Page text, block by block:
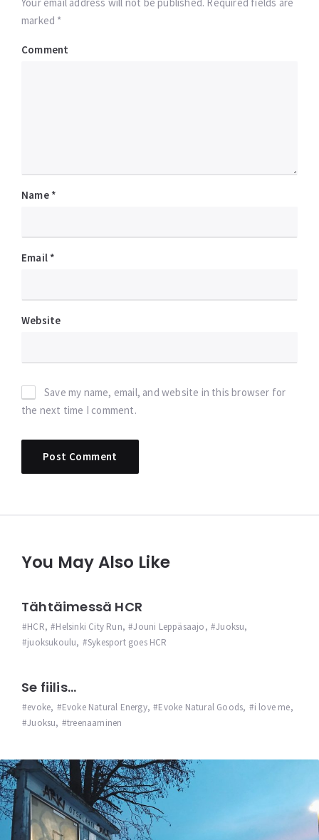
marked *
Comment
Name *
Email *
Website
Save my name, email, and website in this browser for
the next time I comment.
You May Also Like
Tähtäimessä HCR
HCR, Helsinki City Run, Jouni Leppäsaajo, Juoksu,
juoksukoulu, Sykesport goes HCR
Se fiilis…
evoke, Evoke Natural Energy, Evoke Natural Goods, i love me,
Juoksu, treenaaminen